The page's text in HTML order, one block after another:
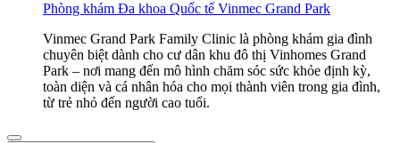
Phòng khám Đa khoa Quốc tế Vinmec Grand Park
Vinmec Grand Park Family Clinic là phòng khám gia đình
chuyên biệt dành cho cư dân khu đô thị Vinhomes Grand
Park – nơi mang đến mô hình chăm sóc sức khỏe định kỳ,
toàn diện và cá nhân hóa cho mọi thành viên trong gia đình,
từ trẻ nhỏ đến người cao tuổi.